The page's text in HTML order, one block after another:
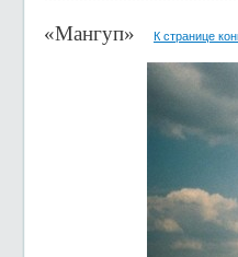
«Мангуп» К странице